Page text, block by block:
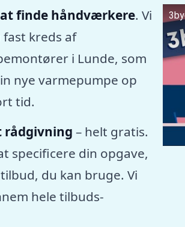
at finde håndværkere. Vi
kreds af
i Lunde, som
nye varmepumpe op
tid.
rådgivning – helt gratis.
specificere din opgave,
du kan bruge. Vi
hele tilbuds-